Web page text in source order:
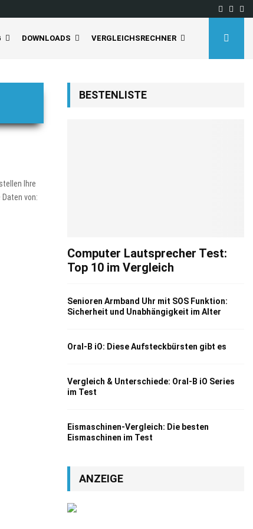
DOWNLOADS VERGLEICHSRECHNER
Ihre
von:
BESTENLISTE
Computer Lautsprecher Test:
Top 10 im Vergleich
Senioren Armband Uhr mit SOS Funktion:
Sicherheit und Unabhängigkeit im Alter
Oral-B iO: Diese Aufsteckbürsten gibt es
Vergleich & Unterschiede: Oral-B iO Series
im Test
Eismaschinen-Vergleich: Die besten
Eismaschinen im Test
ANZEIGE